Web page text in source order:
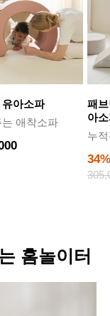
아소파
애착소파
패
아
누
34%
홈놀이터